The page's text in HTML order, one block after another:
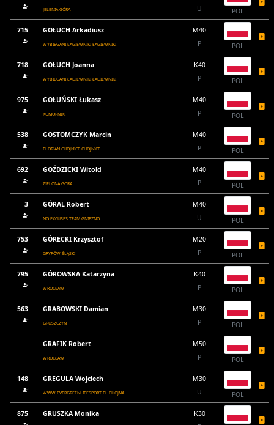
JELENIA GÓRA
U
POL
715 GOŁUCH Arkadiusz
WYBIEGANI ŁAGIEWNIKI ŁAGIEWNIKI
M40
P
POL
718 GOŁUCH Joanna
WYBIEGANI ŁAGIEWNIKI ŁAGIEWNIKI
K40
P
POL
975 GOŁUŃSKI Łukasz
KOMORNIKI
M40
P
POL
538 GOSTOMCZYK Marcin
FLORIAN CHOJNICE CHOJNICE
M40
P
POL
692 GOŹDZICKI Witold
ZIELONA GÓRA
M40
P
POL
3 GÓRAL Robert
NO EXCUSES TEAM GNIEZNO
M40
U
POL
753 GÓRECKI Krzysztof
GRYFÓW ŚLĄSKI
M20
P
POL
795 GÓROWSKA Katarzyna
WROCŁAW
K40
P
POL
563 GRABOWSKI Damian
GRUSZCZYN
M30
P
POL
GRAFIK Robert
WROCŁAW
M50
P
POL
148 GREGULA Wojciech
WWW.EVERGREENLIFESPORT.PL CHOJNA
M30
U
POL
875 GRUSZKA Monika
K30